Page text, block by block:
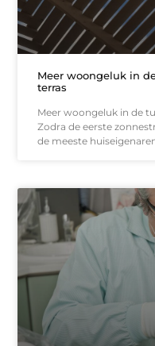
Meer woongeluk in
terras
Meer woongeluk in de
Zodra de eerste
de meeste